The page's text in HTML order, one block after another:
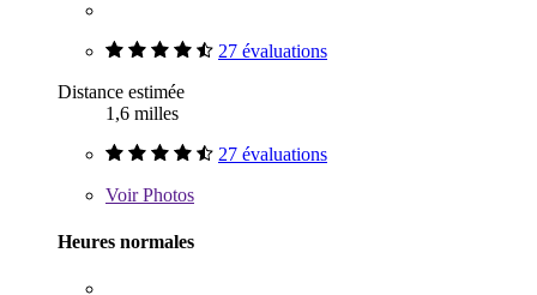
27 évaluations
Distance estimée
1,6 milles
27 évaluations
VoirPhotos
Heures normales